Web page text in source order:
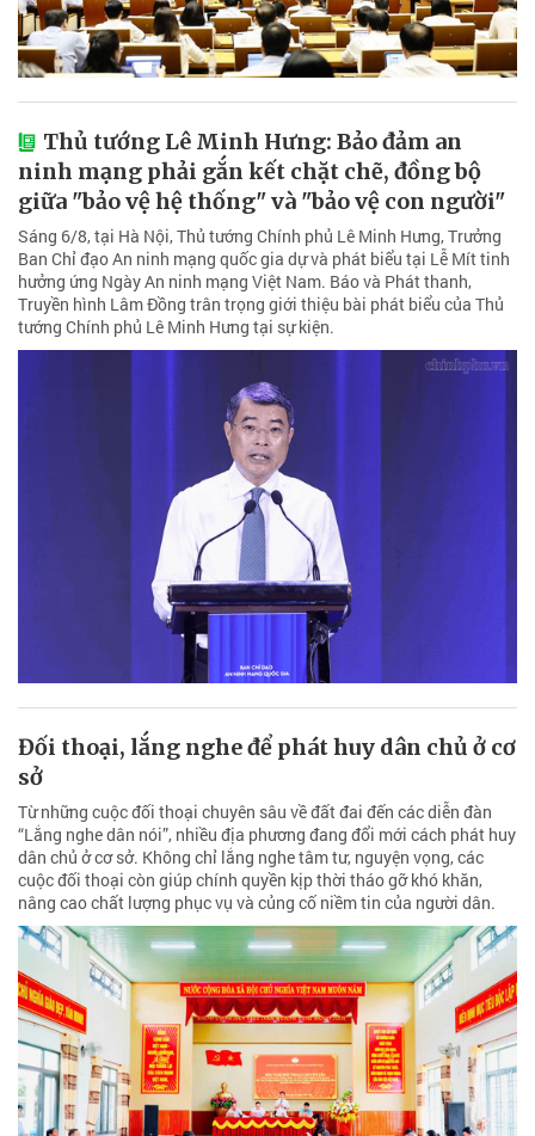
Thủ tướng Lê Minh Hưng: Bảo đảm an
ninh mạng phải gắn kết chặt chẽ, đồng bộ
giữa "bảo vệ hệ thống" và "bảo vệ con người"
Sáng 6/8, tại Hà Nội, Thủ tướng Chính phủ Lê Minh Hưng, Trưởng
Ban Chỉ đạo An ninh mạng quốc gia dự và phát biểu tại Lễ Mít tinh
hưởng ứng Ngày An ninh mạng Việt Nam. Báo và Phát thanh,
Truyền hình Lâm Đồng trân trọng giới thiệu bài phát biểu của Thủ
tướng Chính phủ Lê Minh Hưng tại sự kiện.
Đối thoại, lắng nghe để phát huy dân chủ ở cơ
sở
Từ những cuộc đối thoại chuyên sâu về đất đai đến các diễn đàn
“Lắng nghe dân nói”, nhiều địa phương đang đổi mới cách phát huy
dân chủ ở cơ sở. Không chỉ lắng nghe tâm tư, nguyện vọng, các
cuộc đối thoại còn giúp chính quyền kịp thời tháo gỡ khó khăn,
nâng cao chất lượng phục vụ và củng cố niềm tin của người dân.